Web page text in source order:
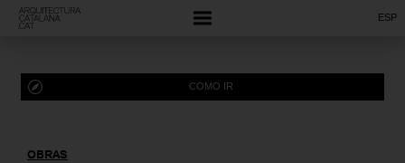
ESP
OBRAS
COMO IR